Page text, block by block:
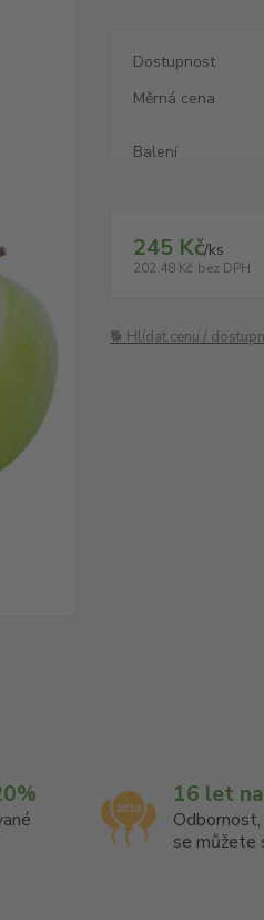
Dostupnost
Měrná cena
Balení
245 Kč/ks
202,48 Kč bez DPH
🐕 Hlídat cenu /
16 let
se můžete